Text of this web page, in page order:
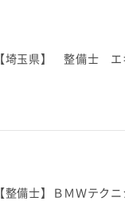
【埼玉県】 整備士 エ
【整備士】ＢＭＷテク